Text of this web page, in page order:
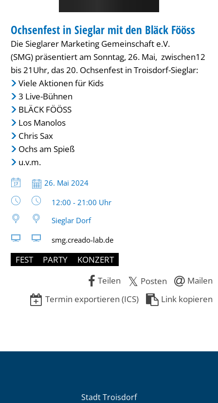
Fööss
KATEGORIE: INNENSTADT-FEST
Ochsenfest in Sieglar mit den Bläck Fööss
Die Sieglarer Marketing Gemeinschaft e.V.
(SMG) präsentiert am Sonntag, 26. Mai, zwischen12
bis 21Uhr, das 20. Ochsenfest in Troisdorf-Sieglar:
Viele Aktionen für Kids
3 Live-Bühnen
BLÄCK FÖÖSS
Los Manolos
Chris Sax
Ochs am Spieß
u.v.m.
Datum:
26. Mai 2024
Uhrzeit:
12:00 - 21:00 Uhr
Sieglar Dorf
smg.creado-lab.de
FEST PARTY
KONZERT
Teilen
Posten
Mailen
Termin exportieren (ICS)
Link kopieren
Stadt Troisdorf